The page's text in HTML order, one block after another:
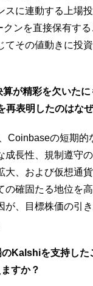
スに連動する上場
クンを直接保有す
てその値動きに投
が精彩を欠いたに
再表明したのはな
Coinbaseの短期的
成長性、規制遵守
大、および仮想通
の確固たる地位を
が、目標株価の引
Kalshiを支持した
すか？